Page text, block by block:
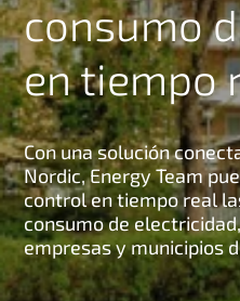
consumo
en tiempo
Con una solución
Nordic, Energy Team
control en tiempo real
consumo de
empresas y municipios